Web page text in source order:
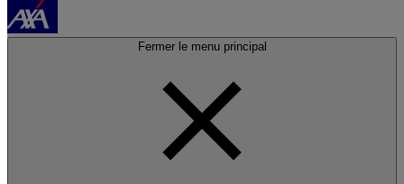
Fermer le menu principal